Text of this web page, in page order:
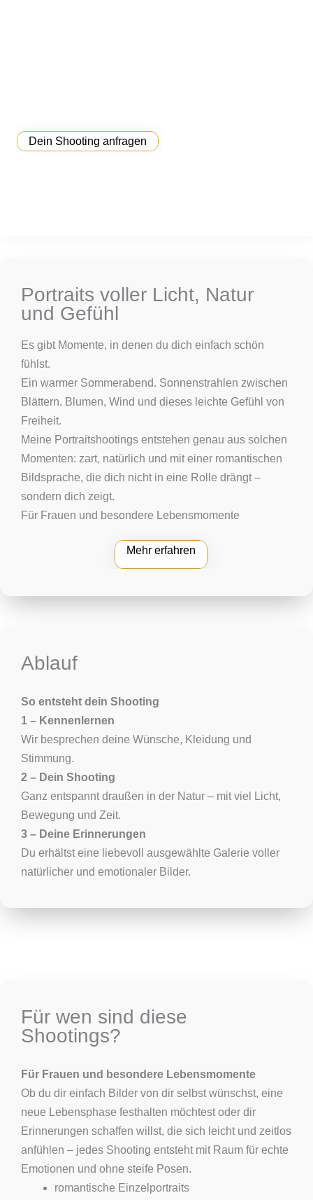
Dein Shooting anfragen
Portraits voller Licht, Natur
und Gefühl
Es gibt Momente, in denen du dich einfach schön
fühlst.
Ein warmer Sommerabend. Sonnenstrahlen zwischen
Blättern. Blumen, Wind und dieses leichte Gefühl von
Freiheit.
Meine Portraitshootings entstehen genau aus solchen
Momenten: zart, natürlich und mit einer romantischen
Bildsprache, die dich nicht in eine Rolle drängt –
sondern dich zeigt.
Für Frauen und besondere Lebensmomente
Mehr erfahren
Ablauf
So entsteht dein Shooting
1 – Kennenlernen
Wir besprechen deine Wünsche, Kleidung und
Stimmung.
2 – Dein Shooting
Ganz entspannt draußen in der Natur – mit viel Licht,
Bewegung und Zeit.
3 – Deine Erinnerungen
Du erhältst eine liebevoll ausgewählte Galerie voller
natürlicher und emotionaler Bilder.
Für wen sind diese
Shootings?
Für Frauen und besondere Lebensmomente
Ob du dir einfach Bilder von dir selbst wünschst, eine
neue Lebensphase festhalten möchtest oder dir
Erinnerungen schaffen willst, die sich leicht und zeitlos
anfühlen – jedes Shooting entsteht mit Raum für echte
Emotionen und ohne steife Posen.
romantische Einzelportraits